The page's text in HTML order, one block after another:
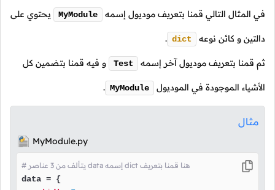
في المثال التالي قمنا بتعريف موديول إسمه MyModule يحتوي على
دالتين و كائن نوعه dict
.
ثم قمنا بتعريف موديول آخر إسمه Test و فيه قمنا بتضمين كل
الأشياء الموجودة في الموديول MyModule
.
مثال
MyModule.py
# يتألف من 3 عناصر data إسمه dict هنا قمنا بتعريف
data = {